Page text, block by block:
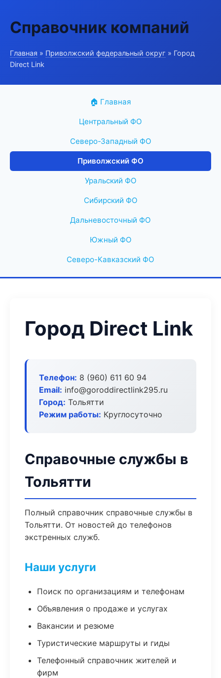
Справочник компаний
Главная » Приволжский федеральный округ » Город
Direct Link
🏠 Главная
Центральный ФО
Северо-Западный ФО
Приволжский ФО
Уральский ФО
Сибирский ФО
Дальневосточный ФО
Южный ФО
Северо-Кавказский ФО
Город Direct Link
Телефон: 8 (960) 611 60 94
Email: info@goroddirectlink295.ru
Город: Тольятти
Режим работы: Круглосуточно
Справочные службы в
Тольятти
Полный справочник справочные службы в
Тольятти. От новостей до телефонов
экстренных служб.
Наши услуги
Поиск по организациям и телефонам
Объявления о продаже и услугах
Вакансии и резюме
Туристические маршруты и гиды
Телефонный справочник жителей и
фирм